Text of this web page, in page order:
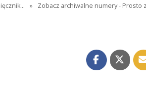
» Zobacz archiwalne numery - Prosto